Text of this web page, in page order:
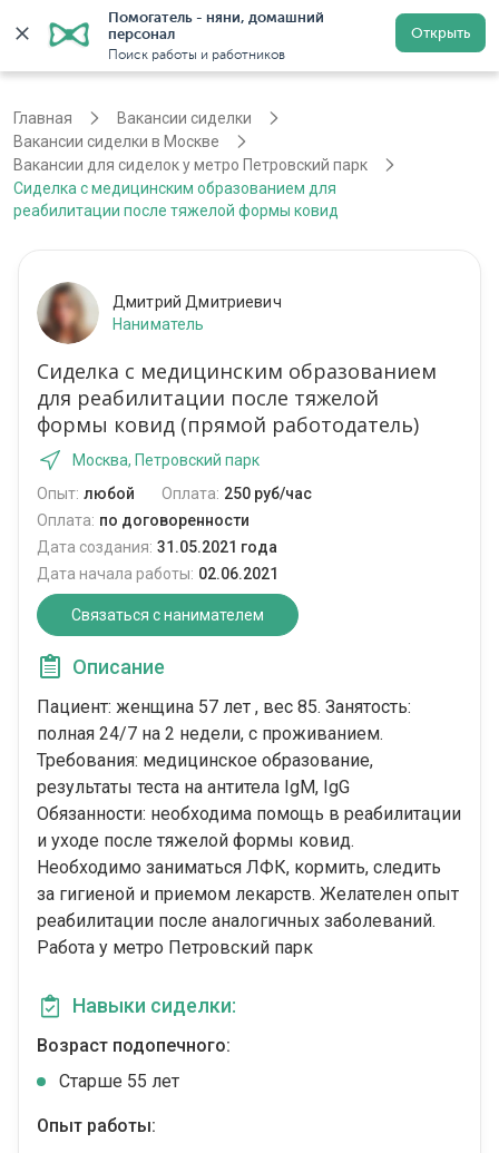
Помогатель - няни, домашний
персонал
Поиск работы и работников
Открыть
Регистрация
Главная
Вакансии сиделки
Вакансии сиделки в Москве
Вакансии для сиделок у метро Петровский парк
Сиделка с медицинским образованием для
реабилитации после тяжелой формы ковид
Дмитрий Дмитриевич
Наниматель
Сиделка с медицинским образованием
для реабилитации после тяжелой
формы ковид (прямой работодатель)
Москва, Петровский парк
Опыт: любой Оплата: 250 руб/час
Оплата: по договоренности
Дата создания: 31.05.2021 года
Дата начала работы: 02.06.2021
Связаться с нанимателем
Описание
Пациент: женщина 57 лет , вес 85. Занятость:
полная 24/7 на 2 недели, с проживанием.
Требования: медицинское образование,
результаты теста на антитела IgM, IgG
Обязанности: необходима помощь в реабилитации
и уходе после тяжелой формы ковид.
Необходимо заниматься ЛФК, кормить, следить
за гигиеной и приемом лекарств. Желателен опыт
реабилитации после аналогичных заболеваний.
Работа у метро Петровский парк
Навыки сиделки:
Возраст подопечного:
Cтарше 55 лет
Опыт работы: